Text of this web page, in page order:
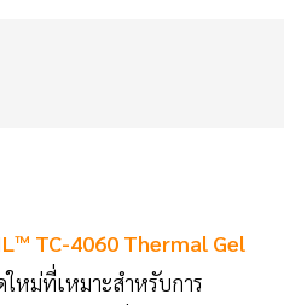
TC-4060 Thermal Gel
หม่ที่เหมาะสำหรับการ